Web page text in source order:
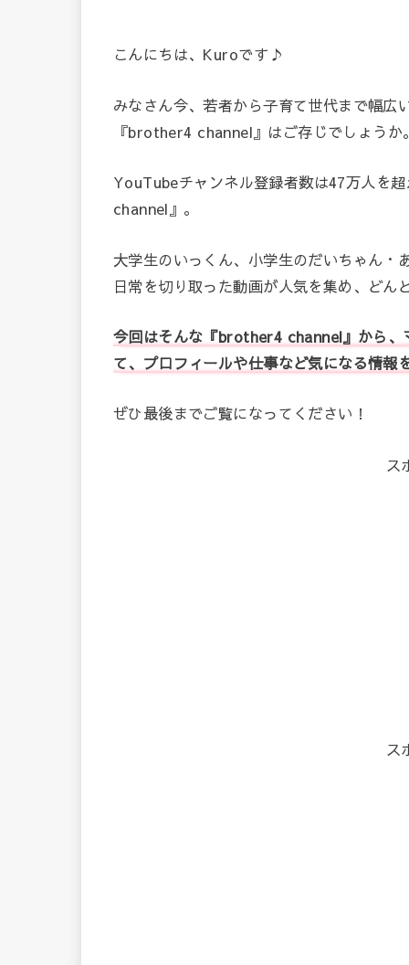
こんにちは、Kuroです♪
みなさん今、若者から子育て世代まで幅
『brother4 channel』はご存じでしょうか
YouTubeチャンネル登録者数は47万人を
channel』。
大学生のいっくん、小学生のだいちゃん・
日常を切り取った動画が人気を集め、どん
今回はそんな『brother4 channel』から、
て、プロフィールや仕事など気になる情報
ぜひ最後までご覧になってください！
ス
ス